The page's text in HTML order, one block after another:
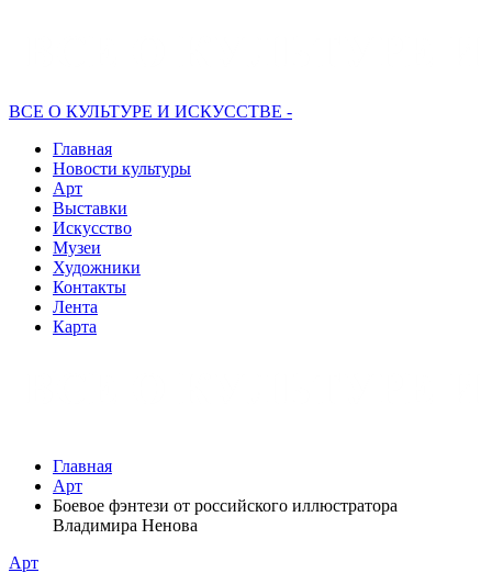
ВСЕ О КУЛЬТУРЕ И ИСКУССТВЕ -
Главная
Новости культуры
Арт
Выставки
Искусство
Музеи
Художники
Контакты
Лента
Карта
Главная
Арт
Боевое фэнтези от российского иллюстратора
Владимира Ненова
Арт